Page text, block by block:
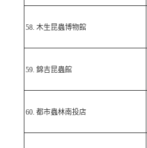
58. 木生昆蟲博物館
59. 錦吉昆蟲館
60. 都市蟲林南投店